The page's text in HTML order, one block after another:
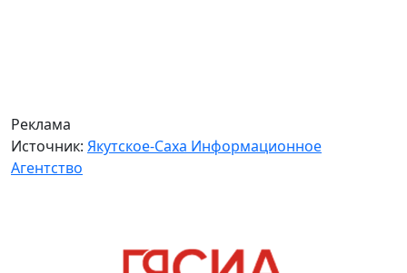
Реклама
Источник: Якутское-Саха Информационное
Агентство